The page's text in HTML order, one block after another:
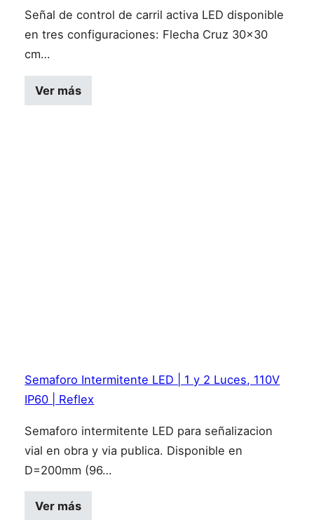
Señal de control de carril activa LED disponible
en tres configuraciones: Flecha Cruz 30×30
cm…
Ver más
Semaforo Intermitente LED | 1 y 2 Luces, 110V
IP60 | Reflex
Semaforo intermitente LED para señalizacion
vial en obra y via publica. Disponible en
D=200mm (96…
Ver más